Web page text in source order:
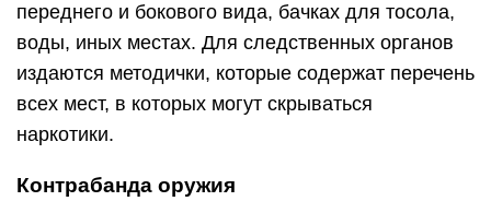
переднего и бокового вида, бачках для тосола,
воды, иных местах. Для следственных органов
издаются методички, которые содержат перечень
всех мест, в которых могут скрываться
наркотики.
Контрабанда оружия